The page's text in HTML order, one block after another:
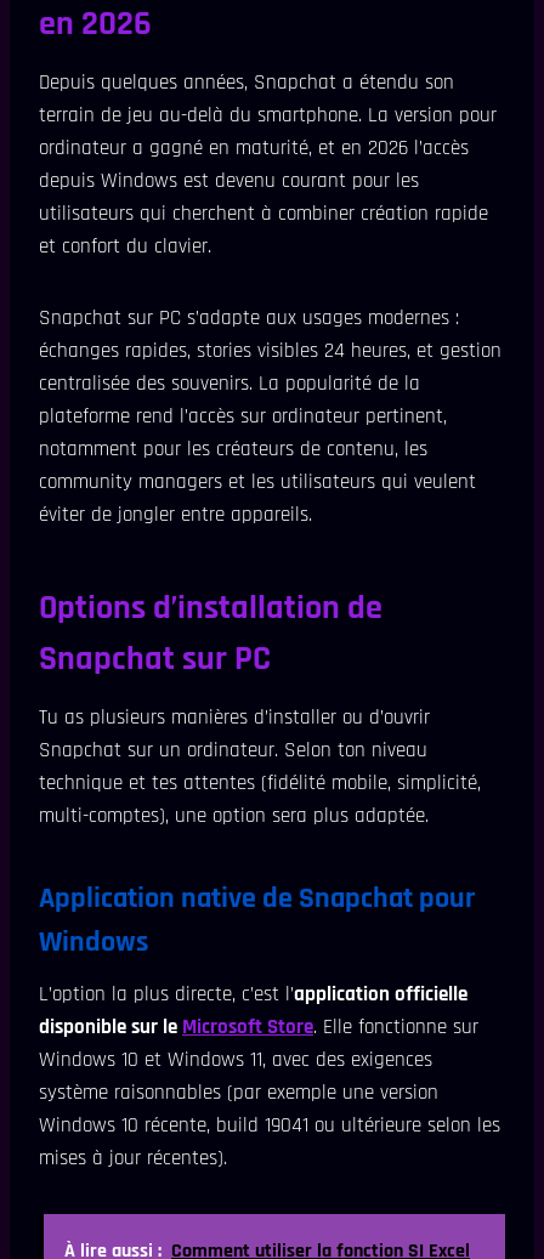
en 2026
Depuis quelques années, Snapchat a étendu son
terrain de jeu au-delà du smartphone. La version pour
ordinateur a gagné en maturité, et en 2026 l’accès
depuis Windows est devenu courant pour les
utilisateurs qui cherchent à combiner création rapide
et confort du clavier.
Snapchat sur PC s’adapte aux usages modernes :
échanges rapides, stories visibles 24 heures, et gestion
centralisée des souvenirs. La popularité de la
plateforme rend l’accès sur ordinateur pertinent,
notamment pour les créateurs de contenu, les
community managers et les utilisateurs qui veulent
éviter de jongler entre appareils.
Options d’installation de
Snapchat sur PC
Tu as plusieurs manières d’installer ou d’ouvrir
Snapchat sur un ordinateur. Selon ton niveau
technique et tes attentes (fidélité mobile, simplicité,
multi-comptes), une option sera plus adaptée.
Application native de Snapchat pour
Windows
L’option la plus directe, c’est l’application officielle
disponible sur le Microsoft Store. Elle fonctionne sur
Windows 10 et Windows 11, avec des exigences
système raisonnables (par exemple une version
Windows 10 récente, build 19041 ou ultérieure selon les
mises à jour récentes).
À lire aussi : Comment utiliser la fonction SI Excel